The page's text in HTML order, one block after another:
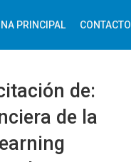
PRINCIPAL CONTACTO
de:
de la